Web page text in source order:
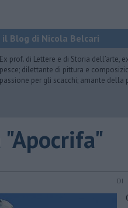
il Blog di Nicola Belcari
Ex prof. di Lettere e di Storia dell’arte,
pesce; dilettante di pittura e
passione per gli scacchi; amante della
DI